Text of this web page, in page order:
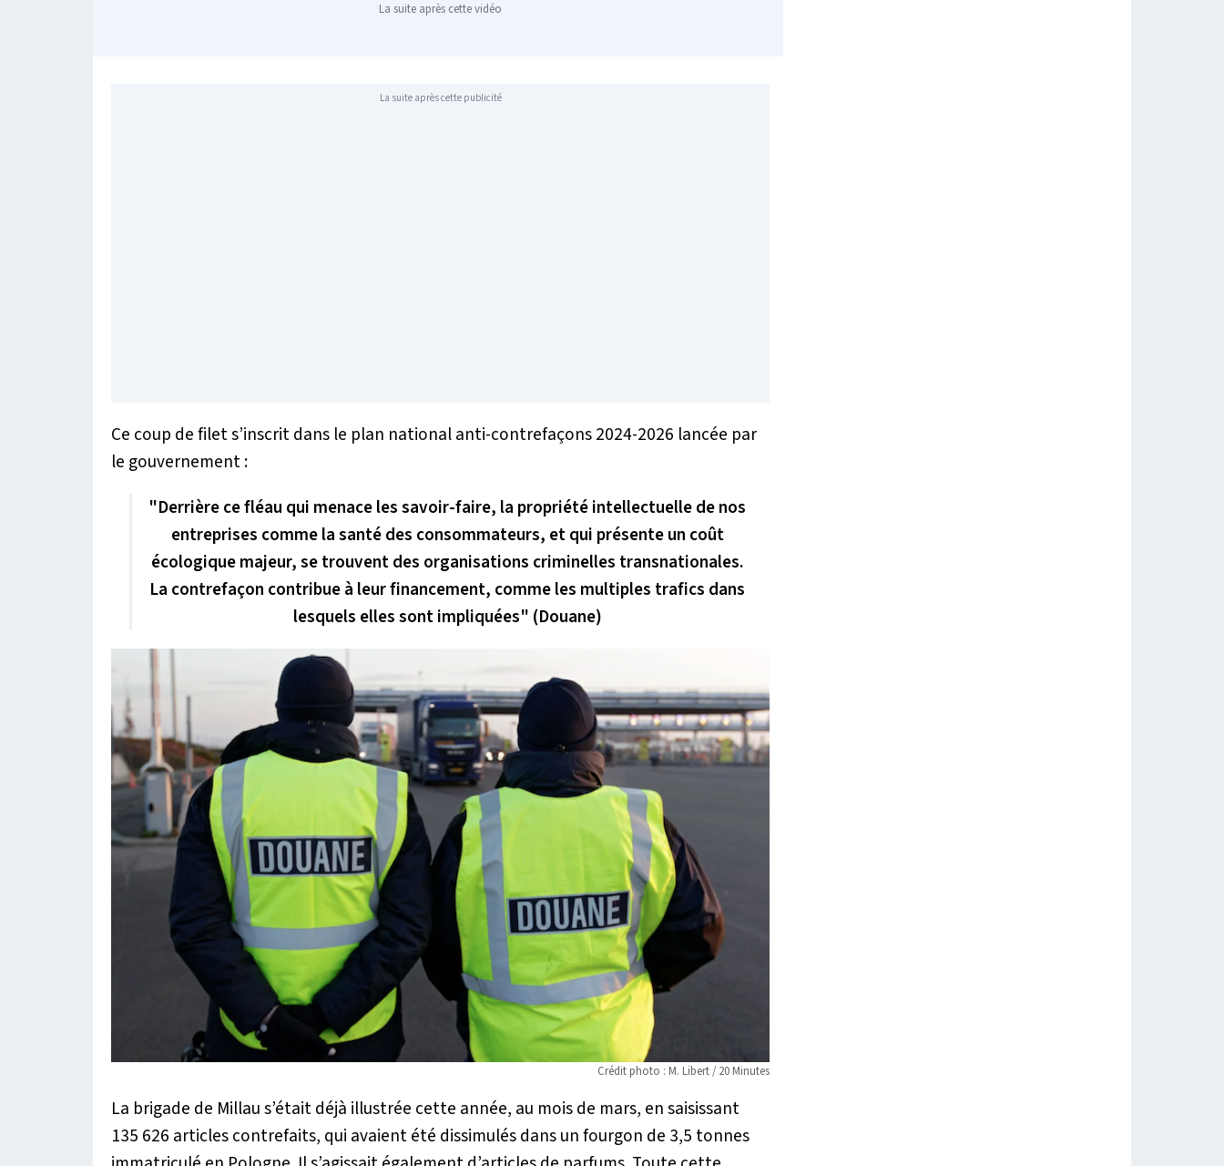
La suite après cette vidéo
La suite après cette publicité
Ce coup de filet s’inscrit dans le plan national anti-contrefaçons 2024-2026 lancée par
le gouvernement :
"Derrière ce fléau qui menace les savoir-faire, la propriété intellectuelle de nos
entreprises comme la santé des consommateurs, et qui présente un coût
écologique majeur, se trouvent des organisations criminelles transnationales.
La contrefaçon contribue à leur financement, comme les multiples trafics dans
lesquels elles sont impliquées" (Douane)
Crédit photo : M. Libert / 20 Minutes
La brigade de Millau s’était déjà illustrée cette année, au mois de mars, en saisissant
135 626 articles contrefaits, qui avaient été dissimulés dans un fourgon de 3,5 tonnes